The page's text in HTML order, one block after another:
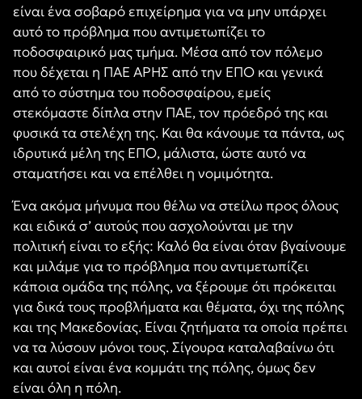
είναι ένα σοβαρό επιχείρημα για να μην υπάρχει
αυτό το πρόβλημα που αντιμετωπίζει το
ποδοσφαιρικό μας τμήμα. Μέσα από τον πόλεμο
που δέχεται η ΠΑΕ ΑΡΗΣ από την ΕΠΟ και γενικά
από το σύστημα του ποδοσφαίρου, εμείς
στεκόμαστε δίπλα στην ΠΑΕ, τον πρόεδρό της και
φυσικά τα στελέχη της. Και θα κάνουμε τα πάντα, ως
ιδρυτικά μέλη της ΕΠΟ, μάλιστα, ώστε αυτό να
σταματήσει και να επέλθει η νομιμότητα.
Ένα ακόμα μήνυμα που θέλω να στείλω προς όλους
και ειδικά σ’ αυτούς που ασχολούνται με την
πολιτική είναι το εξής: Καλό θα είναι όταν βγαίνουμε
και μιλάμε για το πρόβλημα που αντιμετωπίζει
κάποια ομάδα της πόλης, να ξέρουμε ότι πρόκειται
για δικά τους προβλήματα και θέματα, όχι της πόλης
και της Μακεδονίας. Είναι ζητήματα τα οποία πρέπει
να τα λύσουν μόνοι τους. Σίγουρα καταλαβαίνω ότι
και αυτοί είναι ένα κομμάτι της πόλης, όμως δεν
είναι όλη η πόλη.